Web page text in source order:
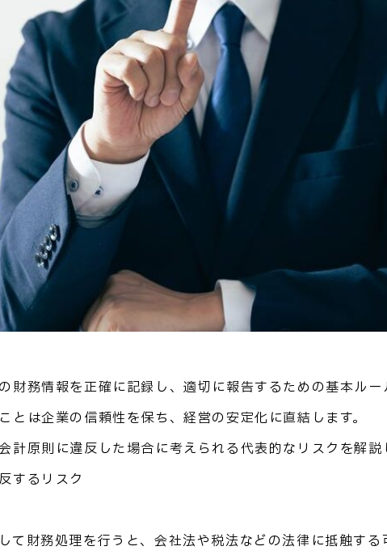
財務情報を正確に記録し、適切に報告するための基本ルー
とは企業の信頼性を保ち、経営の安定化に直結します。
計原則に違反した場合に考えられる代表的なリスクを解説
するリスク
て財務処理を行うと、会社法や税法などの法律に抵触する